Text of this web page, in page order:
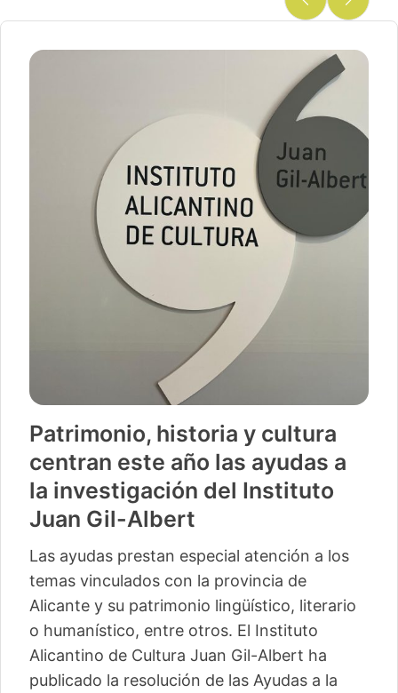
Patrimonio, historia y cultura
centran este año las ayudas a
la investigación del Instituto
Juan Gil-Albert
Las ayudas prestan especial atención a los
temas vinculados con la provincia de
Alicante y su patrimonio lingüístico, literario
o humanístico, entre otros. El Instituto
Alicantino de Cultura Juan Gil-Albert ha
publicado la resolución de las Ayudas a la